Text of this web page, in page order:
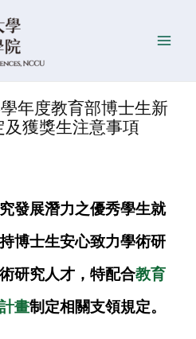
年度教育部博士生新
獲獎生注意事項
發展潛力之優秀學生就
博士生安心致力學術研
研究人才，特配合教育
計畫制定相關支領規定。